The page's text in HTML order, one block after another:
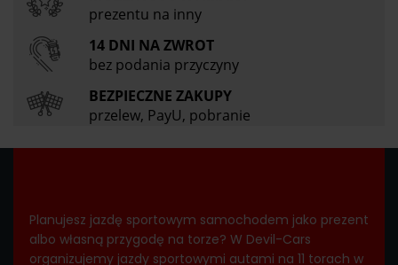
prezentu na inny
14 DNI NA ZWROT
bez podania przyczyny
BEZPIECZNE ZAKUPY
przelew, PayU, pobranie
Planujesz jazdę sportowym samochodem jako prezent
albo własną przygodę na torze? W Devil-Cars
organizujemy jazdy sportowymi autami na 11 torach w